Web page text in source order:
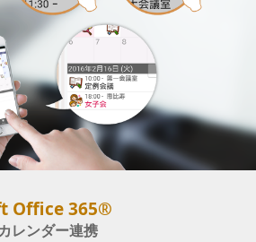
Office 365®
ンダー連携